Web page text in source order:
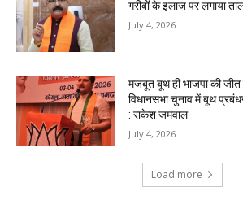
गरीबों के इलाज पर लगाया
July 4, 2026
मजबूत बूथ ही भाजपा की जीत
विधानसभा चुनाव में बूथ
: राकेश जमवाल
July 4, 2026
Load more